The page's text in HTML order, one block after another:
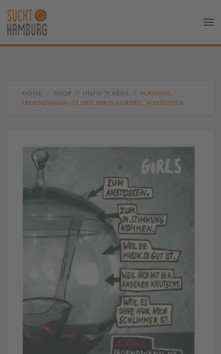
HOME SHOP (INFO-)CARDS
ALKOHOL.
IRGENDWANN IST DER SPASS VORBEI. *ANSTOSSEN